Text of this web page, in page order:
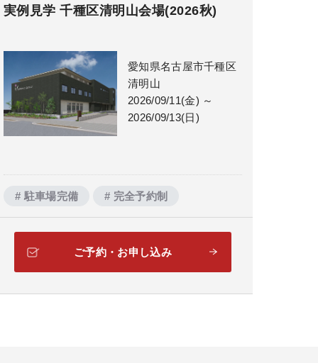
実例見学 千種区清明山会場(2026秋)
愛知県名古屋市千種区
清明山
2026/09/11(金) ～
2026/09/13(日)
# 駐車場完備 # 完全予約制
ご予約・お申し込み